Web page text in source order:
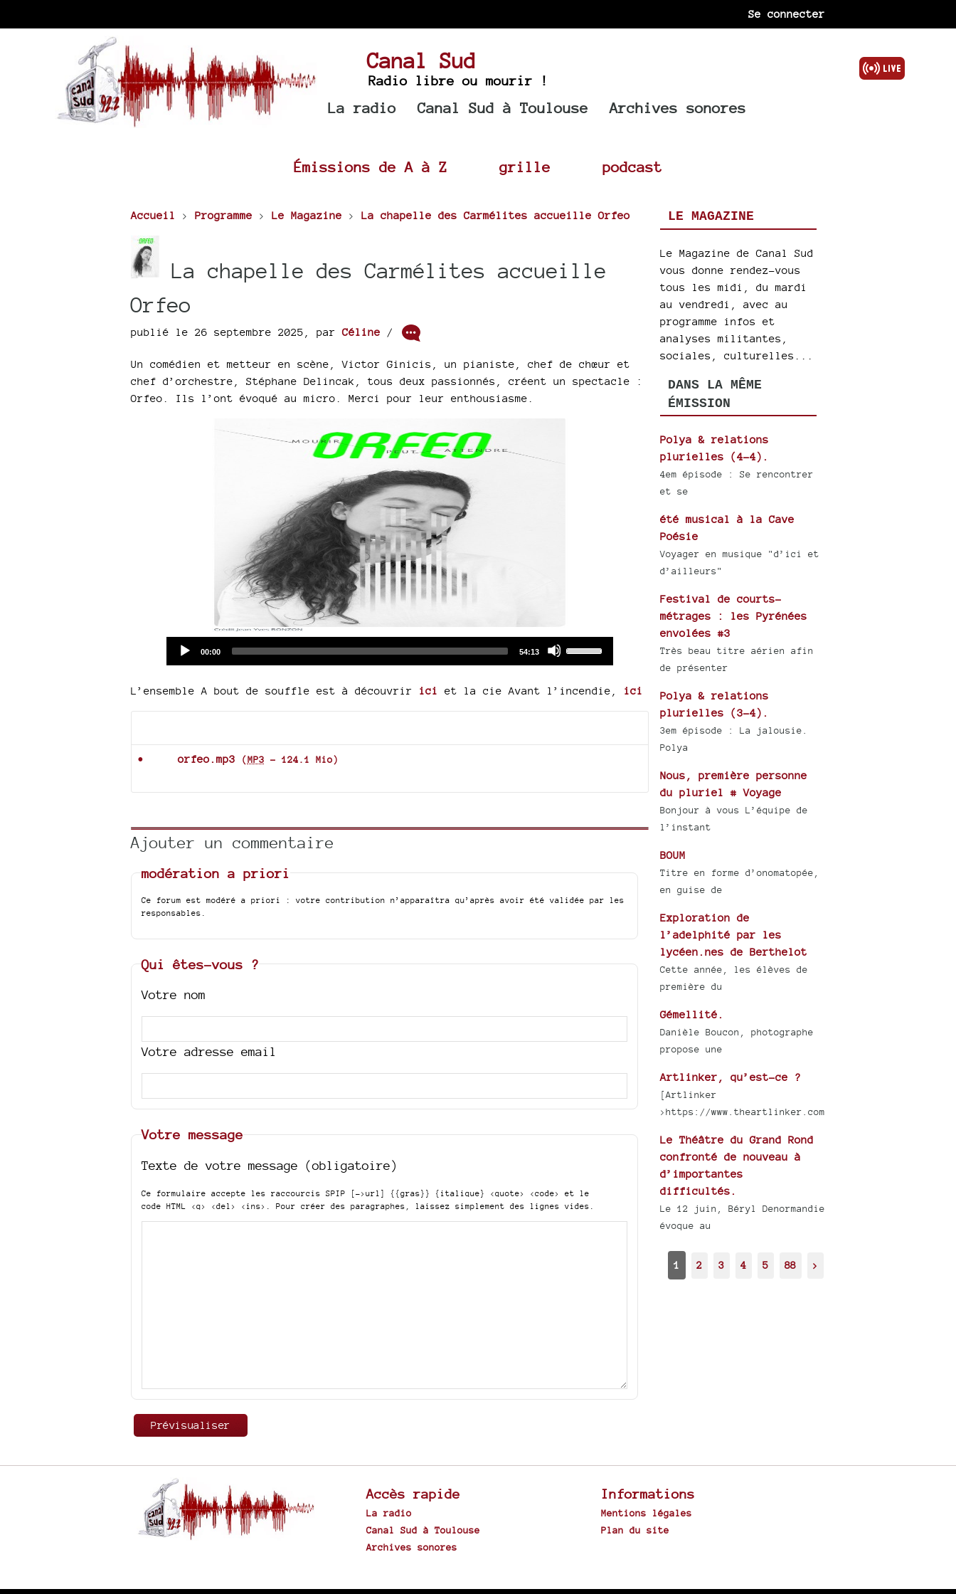
Se connecter
Canal Sud
Radio libre ou mourir !
La radio Canal Sud à Toulouse Archives sonores
Émissions de A à Z grille podcast
Accueil > Programme > Le Magazine > La chapelle des Carmélites accueille Orfeo
La chapelle des Carmélites accueille
Orfeo
publié le 26 septembre 2025 parCéline /
Un comédien et metteur en scène, Victor Ginicis, un pianiste, chef de chœur et
chef d’orchestre, Stéphane Delincak, tous deux passionnés, créent un spectacle :
Orfeo. Ils l’ont évoqué au micro. Merci pour leur enthousiasme.
Current
00:00
Total
54:13
keys
to
or
L’ensemble A bout de souffle est à découvrir ici et la cie Avant l’incendie, ici
orfeo.mp3 (MP3 - 124.1 Mio)
Ajouter un commentaire
modération a priori
Ce forum est modéré a priori : votre contribution n’apparaîtra qu’après avoir été validée par les
responsables.
Qui êtes-vous ?
Votre nom
Votre adresse email
Votre message
Texte de votre message (obligatoire)
Ce formulaire accepte les raccourcis SPIP [->url] {{gras}} {italique} <quote> <code>
et le
code HTML <q> <del> <ins> . Pour créer des paragraphes, laissez simplement des lignes vides.
LE MAGAZINE
Le Magazine de Canal Sud
vous donne rendez-vous
tous les midi, du mardi
au vendredi, avec au
programme infos et
analyses militantes,
sociales, culturelles...
DANS LA MÊME
ÉMISSION
Polya & relations
plurielles (4-4).
4em épisode : Se rencontrer
et se
été musical à la Cave
Poésie
Voyager en musique "d’ici et
d’ailleurs"
Festival de courts-
métrages : les Pyrénées
envolées #3
Très beau titre aérien afin
de présenter
Polya & relations
plurielles (3-4).
3em épisode : La jalousie.
Polya
Nous, première personne
du pluriel # Voyage
Bonjour à vous L’équipe de
l’instant
BOUM
Titre en forme d’onomatopée,
en guise de
Exploration de
l’adelphité par les
lycéen.nes de Berthelot
Cette année, les élèves de
première du
Gémellité.
Danièle Boucon, photographe
propose une
Artlinker, qu’est-ce ?
[Artlinker
>https://www.theartlinker.com
Le Théâtre du Grand Rond
confronté de nouveau à
d’importantes
difficultés.
Le 12 juin, Béryl Denormandie
évoque au
1 2 3 4 5 88 >
Accès rapide
La radio
Canal Sud à Toulouse
Archives sonores
Informations
Mentions légales
Plan du site